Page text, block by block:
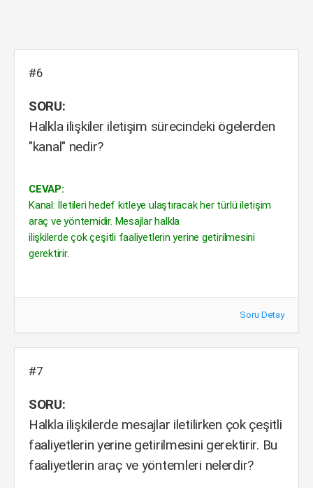
#6
SORU:
Halkla ilişkiler iletişim sürecindeki ögelerden
"kanal" nedir?
CEVAP:
Kanal: İletileri hedef kitleye ulaştıracak her türlü iletişim
araç ve yöntemidir. Mesajlar halkla
ilişkilerde çok çeşitli faaliyetlerin yerine getirilmesini
gerektirir.
Soru Detay
#7
SORU:
Halkla ilişkilerde mesajlar iletilirken çok çeşitli
faaliyetlerin yerine getirilmesini gerektirir. Bu
faaliyetlerin araç ve yöntemleri nelerdir?